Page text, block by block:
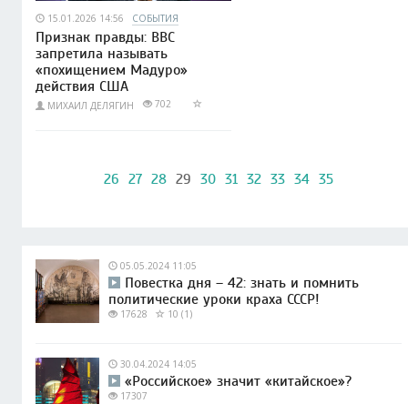
15.01.2026 14:56 СОБЫТИЯ
Признак правды: BBC
запретила называть
«похищением Мадуро»
действия США
МИХАИЛ ДЕЛЯГИН 702
26 27 28 29 30 31 32 33 34 35
05.05.2024 11:05
Повестка дня – 42: знать и помнить
политические уроки краха СССР!
17628 10 (1)
30.04.2024 14:05
«Российское» значит «китайское»?
17307